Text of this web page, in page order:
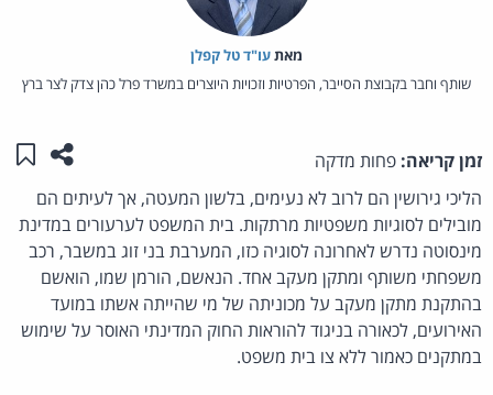
מאת‏עו"ד טל קפלן
שותף וחבר בקבוצת הסייבר, הפרטיות וזכויות היוצרים במשרד פרל כהן צדק לצר ברץ
זמן קריאה: פחות מדקה שתפו
הליכי גירושין הם לרוב לא נעימים, בלשון המעטה, אך לעיתים הם
מובילים לסוגיות משפטיות מרתקות. בית המשפט לערעורים במדינת
מינסוטה נדרש לאחרונה לסוגיה כזו, המערבת בני זוג במשבר, רכב
משפחתי משותף ומתקן מעקב אחד. הנאשם, הורמן שמו, הואשם
בהתקנת מתקן מעקב על מכוניתה של מי שהייתה אשתו במועד
האירועים, לכאורה בניגוד להוראות החוק המדינתי האוסר על שימוש
במתקנים כאמור ללא צו בית משפט.